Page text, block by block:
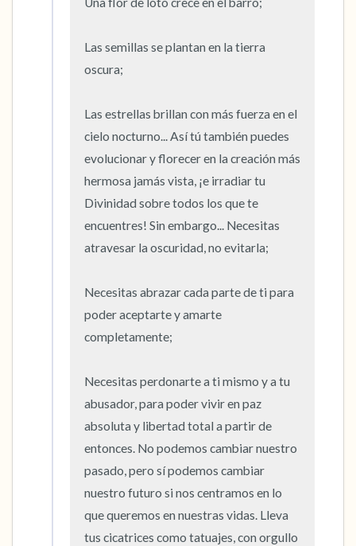
Las semillas se plantan en la tierra
oscura;
Las estrellas brillan con más fuerza en el
cielo nocturno... Así tú también puedes
evolucionar y florecer en la creación más
hermosa jamás vista, ¡e irradiar tu
Divinidad sobre todos los que te
encuentres! Sin embargo... Necesitas
atravesar la oscuridad, no evitarla;
Necesitas abrazar cada parte de ti para
poder aceptarte y amarte
completamente;
Necesitas perdonarte a ti mismo y a tu
abusador, para poder vivir en paz
absoluta y libertad total a partir de
entonces. No podemos cambiar nuestro
pasado, pero sí podemos cambiar
nuestro futuro si nos centramos en lo
que queremos en nuestras vidas. Lleva
tus cicatrices como tatuajes, con orgullo
5 – cosas que puedes ver (puedes mirar
dentro de la habitación y por la ventana)
4 – cosas que puedes sentir (¿qué hay frente
3 – cosas que puedes oír
2 – cosas que puedes oler
1 – cosa que te gusta de ti mismo.